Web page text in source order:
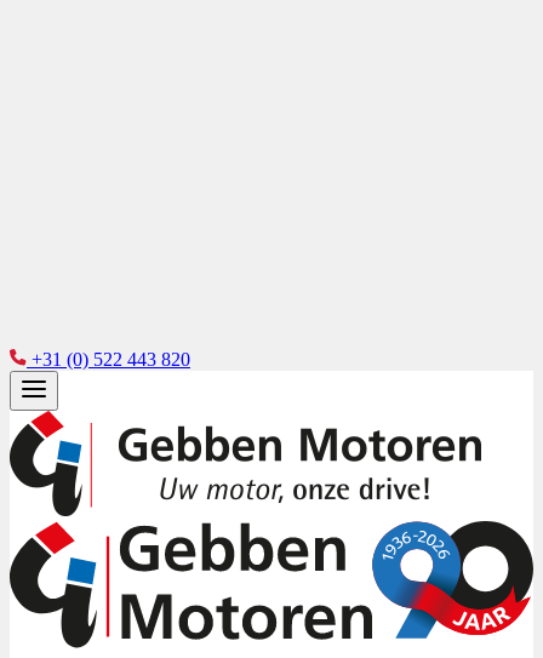
+31 (0) 522 443 820